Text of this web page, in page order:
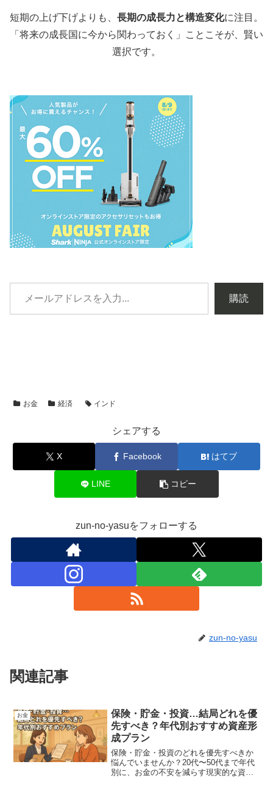
短期の上げ下げよりも、 長期の成長力と構造変化に注目。
「将来の成長国に今から関わっておく」ことこそが、賢い
選択です。
購読
お金 経済 インド
シェアする
X Facebook はてブ
LINE コピー
zun-no-yasuをフォローする
zun-no-yasu
関連記事
お金
保険・貯金・投資…結局どれを優
先すべき？年代別おすすめ資産形
成プラン
保険・貯金・投資のどれを優先すべきか
悩んでいませんか？20代〜50代まで年代
別に、お金の不安を減らす現実的な資産